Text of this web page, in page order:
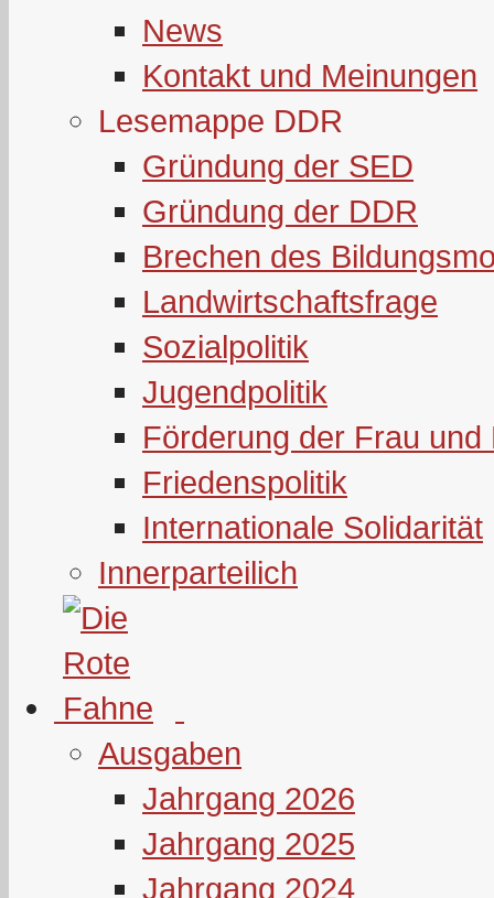
News
Kontakt und Meinungen
Lesemappe DDR
Gründung der SED
Gründung der DDR
Brechen des
Landwirtschaftsfrage
Sozialpolitik
Jugendpolitik
Förderung der Frau und
Friedenspolitik
Internationale Solidarität
Innerparteilich
Ausgaben
Jahrgang 2026
Jahrgang 2025
Jahrgang 2024